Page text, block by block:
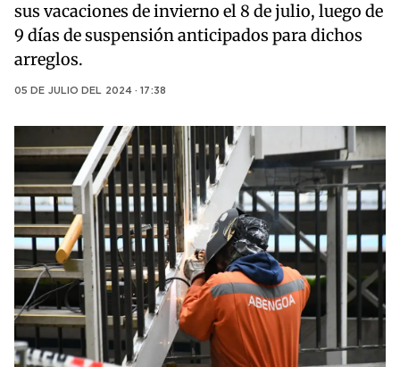
sus vacaciones de invierno el 8 de julio, luego de
9 días de suspensión anticipados para dichos
arreglos.
05 DE JULIO DEL 2024 · 17:38